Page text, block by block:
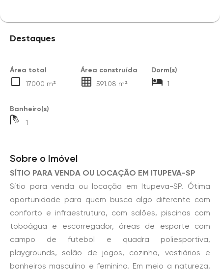
Destaques
Área total
17000 m²
Área construída
591.08 m²
Dorm(s)
1
Banheiro(s)
1
Sobre o Imóvel
SÍTIO PARA VENDA OU LOCAÇÃO EM ITUPEVA-SP
Sítio para venda ou locação em Itupeva-SP. Ótima
oportunidade para quem busca algo diferente com
conforto e infraestrutura, com salões, piscinas com
toboágua e escorregador, áreas de esporte com
campo de futebol e quadra poliesportiva,
playgrounds, salão de jogos, cozinha, vestiários e
banheiros masculino e feminino. Em meio a natureza,